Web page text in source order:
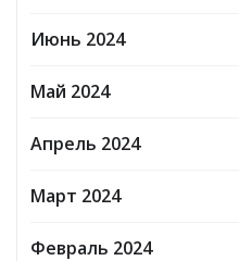
Июнь 2024
Май 2024
Апрель 2024
Март 2024
Февраль 2024